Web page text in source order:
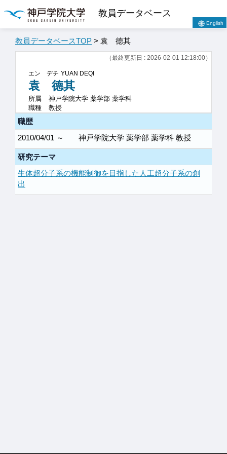
教員データベース
English
教員データベースTOP > 袁 德其
（最終更新日 : 2026-02-01 12:18:00）
エン デチ YUAN DEQI
袁 德其
所属
神戸学院大学 薬学部 薬学科
職種
教授
職歴
2010/04/01 ～
神戸学院大学 薬学部 薬学科 教授
研究テーマ
生体超分子系の機能制御を目指した人工超分子系の創
出